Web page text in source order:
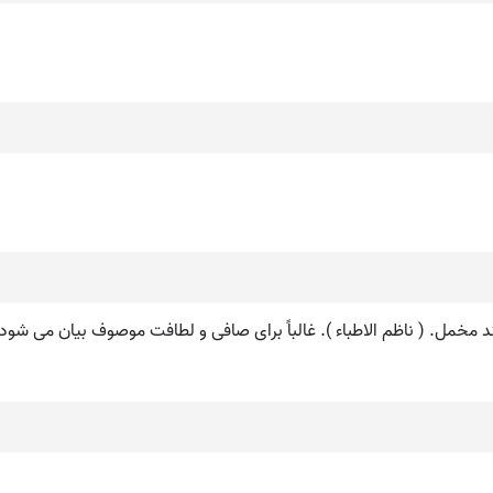
( ناظم الاطباء ). غالباً برای صافی و لطافت موصوف بیان می